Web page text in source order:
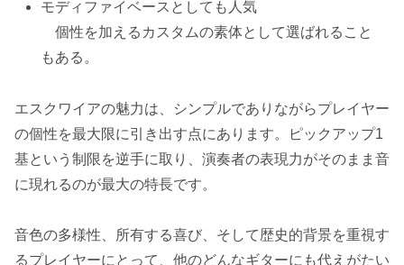
モディファイベースとしても人気
個性を加えるカスタムの素体として選ばれること
もある。
エスクワイアの魅力は、シンプルでありながらプレイヤー
の個性を最大限に引き出す点にあります。ピックアップ1
基という制限を逆手に取り、演奏者の表現力がそのまま音
に現れるのが最大の特長です。
音色の多様性、所有する喜び、そして歴史的背景を重視す
るプレイヤーにとって、他のどんなギターにも代えがたい